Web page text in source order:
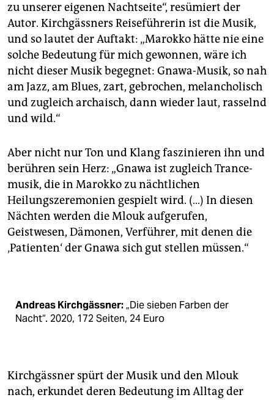
zu unserer eigenen Nachtseite“, resümiert der
Autor. Kirchgässners Reiseführerin ist die Musik,
und so lautet der Auftakt: „Marokko hätte nie eine
solche Bedeutung für mich gewonnen, wäre ich
nicht dieser Musik begegnet: Gnawa-Musik, so nah
am Jazz, am Blues, zart, gebrochen, melancholisch
und zugleich archaisch, dann wieder laut, rasselnd
und wild.“
Aber nicht nur Ton und Klang faszinieren ihn und
berühren sein Herz: „Gnawa ist zugleich Trance­
musik, die in Marokko zu nächtlichen
Heilungszeremonien gespielt wird. (…) In diesen
Nächten werden die Mlouk aufgerufen,
Geistwesen, Dämonen, Verführer, mit denen die
‚Patienten‘ der Gnawa sich gut stellen müssen.“
Andreas Kirchgässner:„Die sieben Farben der
Nacht“. 2020, 172 Seiten, 24 Euro
Kirchgässner spürt der Musik und den Mlouk
nach, erkundet deren Bedeutung im Alltag der